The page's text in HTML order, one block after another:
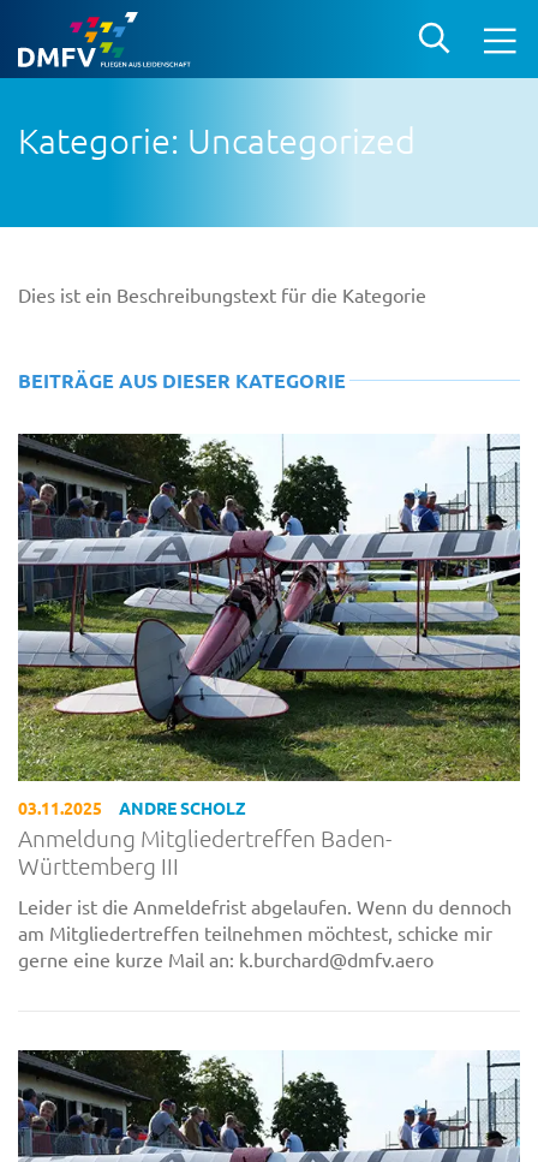
Kategorie: Uncategorized
Dies ist ein Beschreibungstext für die Kategorie
BEITRÄGE AUS DIESER KATEGORIE
03.11.2025 ANDRE SCHOLZ
Anmeldung Mitgliedertreffen Baden-
Württemberg III
Leider ist die Anmeldefrist abgelaufen. Wenn du dennoch
am Mitgliedertreffen teilnehmen möchtest, schicke mir
gerne eine kurze Mail an: k.burchard@dmfv.aero